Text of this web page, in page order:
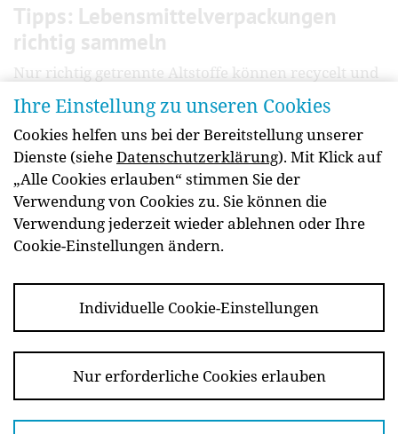
Tipps: Lebensmittel­verpack­ungen
richtig sammeln
Nur richtig getrennte Altstoffe können recycelt und
als Rohstoff für neue Produkte eingesetzt werden.
Doch wohin gehören Glas, Kunststoff und Co.?
Dieser Beitrag liefert Tipps zum Mülltrennen und
Sammeln von Lebensmittelverpackungen in
Österreich.
weiterlesen
Impressum
Barrierefreiheit Datenschutz
Essen Sie
Ihre Einstellung zu unseren Cookies
Cookies helfen uns bei der Bereitstellung unserer
Dienste (sieheDatenschutzerklärung). Mit Klick auf
„Alle Cookies erlauben“ stimmen Sie der
Verwendung von Cookies zu. Sie können die
Verwendung jederzeit wieder ablehnen oder Ihre
Cookie-Einstellungen ändern.
Individuelle Cookie-Einstellungen
Nur erforderliche Cookies erlauben